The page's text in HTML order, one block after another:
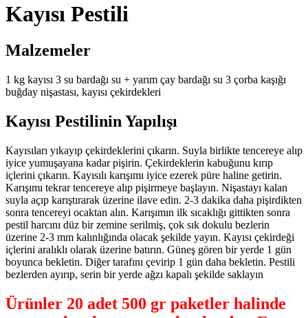
Kayısı Pestili
Malzemeler
1 kg kayısı 3 su bardağı su + yarım çay bardağı su 3 çorba kaşığı
buğday nişastası, kayısı çekirdekleri
Kayısı Pestilinin Yapılışı
Kayısıları yıkayıp çekirdeklerini çıkarın. Suyla birlikte tencereye alıp
iyice yumuşayana kadar pişirin. Çekirdeklerin kabuğunu kırıp
içlerini çıkarın. Kayısılı karışımı iyice ezerek püre haline getirin.
Karışımı tekrar tencereye alıp pişirmeye başlayın. Nişastayı kalan
suyla açıp karıştırarak üzerine ilave edin. 2-3 dakika daha pişirdikten
sonra tencereyi ocaktan alın. Karışımın ilk sıcaklığı gittikten sonra
pestil harcını düz bir zemine serilmiş, çok sık dokulu bezlerin
üzerine 2-3 mm kalınlığında olacak şekilde yayın. Kayısı çekirdeği
içlerini aralıklı olarak üzerine batırın. Güneş gören bir yerde 1 gün
boyunca bekletin. Diğer tarafını çevirip 1 gün daha bekletin. Pestili
bezlerden ayırıp, serin bir yerde ağzı kapalı şekilde saklayın
Ürünler 20 adet 500 gr paketler halinde